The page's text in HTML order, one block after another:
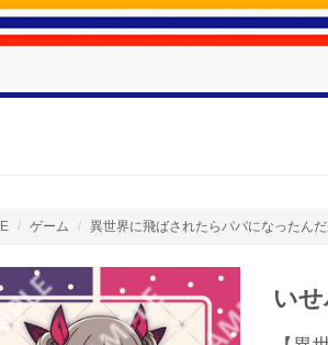
ゲーム 異世界に飛ばされたらパパになったん
い